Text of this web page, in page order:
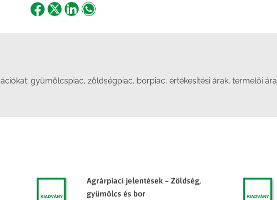
ShareShareShareShare
gyümölcspiac, zöldségpiac, borpiac, értékesítési árak, termelői
Agrárpiaci jelentések – Zöldség,
gyümölcs és bor